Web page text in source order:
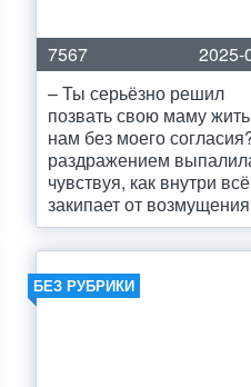
7567
2025-
– Ты серьёзно решил
позвать свою маму
нам без моего
раздражением
чувствуя, как внутри всё
закипает от
БЕЗ РУБРИКИ